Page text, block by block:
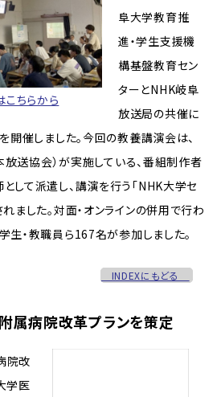
ちらから
阜大学教育推
進・学生支援機
構基盤教育セン
ターとNHK岐阜
放送局の共催に
開催しました。今回の教養講演会は、
送協会）が実施している、番組制作者
して派遣し、講演を行う「NHK大学セ
ました。対面・オンラインの併用で行わ
生・教職員ら167名が参加しました。
INDEXにもどる
属病院改革プランを策定
院改
学医